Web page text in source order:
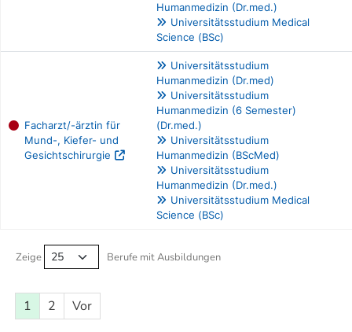
Humanmedizin (Dr.med.)
Universitätsstudium Medical
Science (BSc)
Facharzt/-ärztin für
Mund-, Kiefer- und
Gesichtschirurgie
Universitätsstudium
Humanmedizin (Dr.med)
Universitätsstudium
Humanmedizin (6 Semester)
(Dr.med.)
Universitätsstudium
Humanmedizin (BScMed)
Universitätsstudium
Humanmedizin (Dr.med.)
Universitätsstudium Medical
Science (BSc)
Zeige Berufe mit Ausbildungen
1 2 Vor